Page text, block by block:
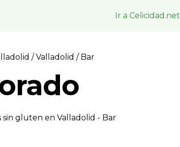
Ir a Celicidad.net
/Valladolid / Bar
gluten en Valladolid - Bar